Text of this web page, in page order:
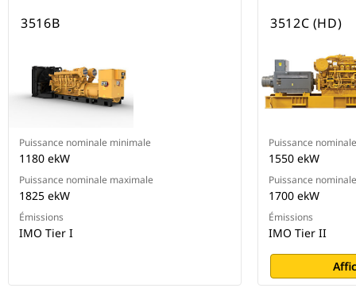
3516B
Puissance nominale minimale
1180 ekW
Puissance nominale maximale
1825 ekW
Émissions
IMO Tier I
3512C (HD)
Puissance
1550 ekW
Puissance
1700 ekW
Émissions
IMO Tier II